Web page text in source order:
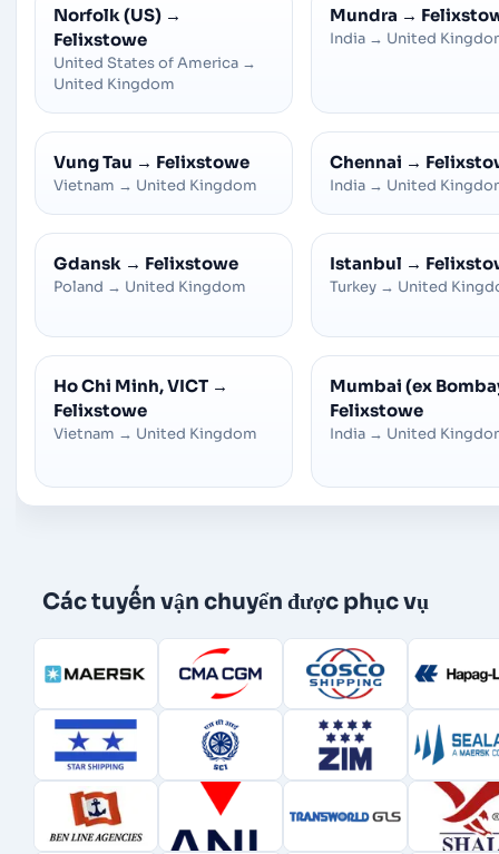
Norfolk (US) →
Felixstowe
United States of America →
United Kingdom
Mundra →
India → United
Vung Tau → Felixstowe
Vietnam → United Kingdom
Chennai →
India → United
Gdansk → Felixstowe
Poland → United Kingdom
Istanbul →
Turkey → United
Ho Chi Minh, VICT →
Felixstowe
Vietnam → United Kingdom
Mumbai (ex
Felixstowe
India → United
Các tuyến vận chuyển được phục vụ